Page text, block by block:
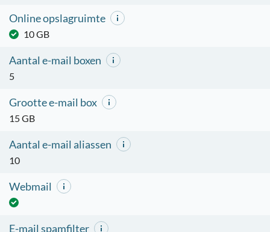
Online opslagruimte
10 GB
Aantal e-mail boxen
5
Grootte e-mail box
15 GB
Aantal e-mail aliassen
10
Webmail
E-mail spamfilter